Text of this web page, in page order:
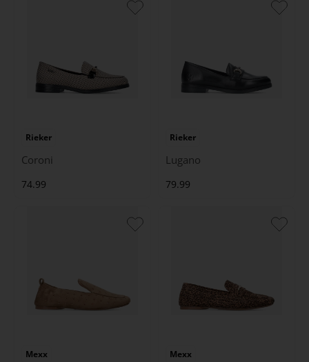
Rieker
Coroni
74.99
Rieker
Lugano
79.99
Mexx Mexx